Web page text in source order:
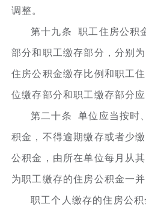
调整。
第十九条 职工住房公积
部分和职工缴存部分，分别
住房公积金缴存比例和职工
位缴存部分和职工缴存部分
第二十条 单位应当按时
积金，不得逾期缴存或者少
公积金，由所在单位每月从
为职工缴存的住房公积金一并
职工个人缴存的住房公